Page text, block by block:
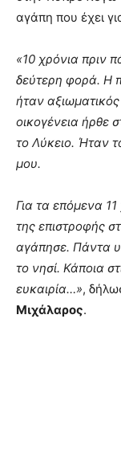
αγάπη που έχει
«10 χρόνια πριν
δεύτερη φορά. Η
ήταν
οικογένεια ήρθε
το Λύκειο. Ήταν
μου.
Για τα επόμενα
της επιστροφής
αγάπησε. Πάντα
το νησί. Κάποια
ευκαιρία…»,
Μιχάλαρος.